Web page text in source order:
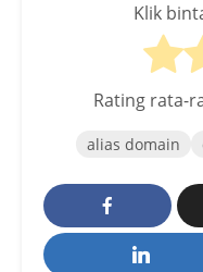
Klik
Rating rata-
alias domain